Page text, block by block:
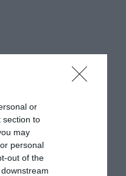
or
section to
may
personal
out of the